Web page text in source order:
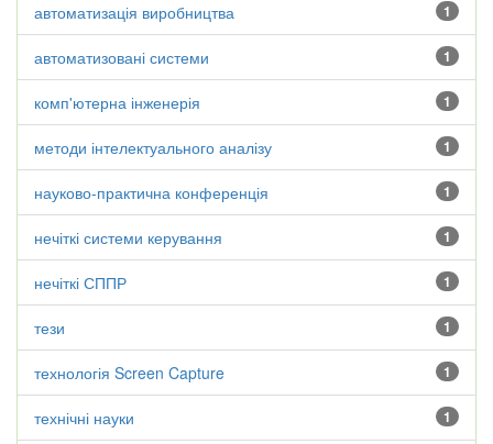
1
автоматизація виробництва
1
автоматизовані системи
1
комп'ютерна інженерія
1
методи інтелектуального аналізу
1
науково-практична конференція
1
нечіткі системи керування
1
нечіткі СППР
1
тези
1
технологія Screen Capture
1
технічні науки